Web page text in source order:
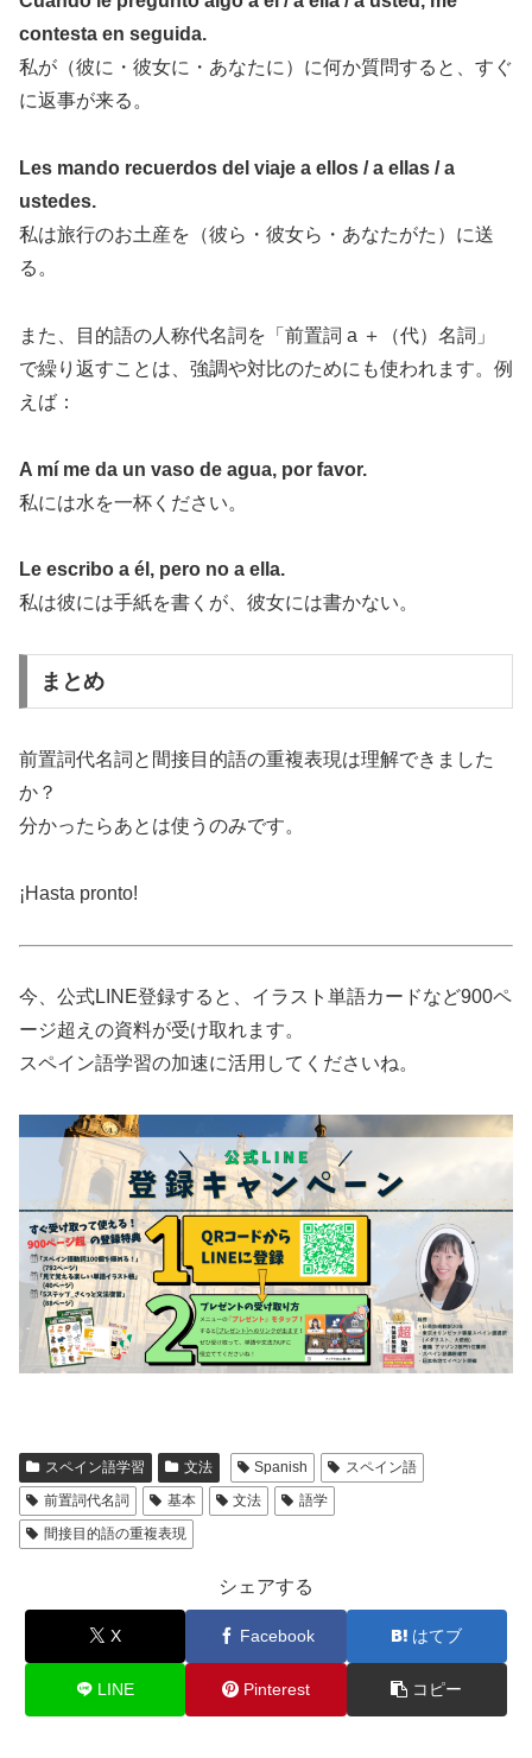
contesta en seguida.
私が（彼に・彼女に・あなたに）に何か質問すると、すぐ
に返事が来る。
Les mando recuerdos del viaje a ellos / a ellas / a
ustedes.
私は旅行のお土産を（彼ら・彼女ら・あなたがた）に送
る。
また、目的語の人称代名詞を「前置詞 a ＋（代）名詞」
で繰り返すことは、強調や対比のためにも使われます。例
えば：
A mí me da un vaso de agua, por favor.
私には水を一杯ください。
Le escribo a él, pero no a ella.
私は彼には手紙を書くが、彼女には書かない。
まとめ
前置詞代名詞と間接目的語の重複表現は理解できました
か？
分かったらあとは使うのみです。
¡Hasta pronto!
今、公式LINE登録すると、イラスト単語カードなど900ペ
ージ超えの資料が受け取れます。
スペイン語学習の加速に活用してくださいね。
スペイン語学習 文法 Spanish
スペイン語
前置詞代名詞
基本 文法
語学
間接目的語の重複表現
シェアする
X Facebook はてブ
LINE Pinterest コピー